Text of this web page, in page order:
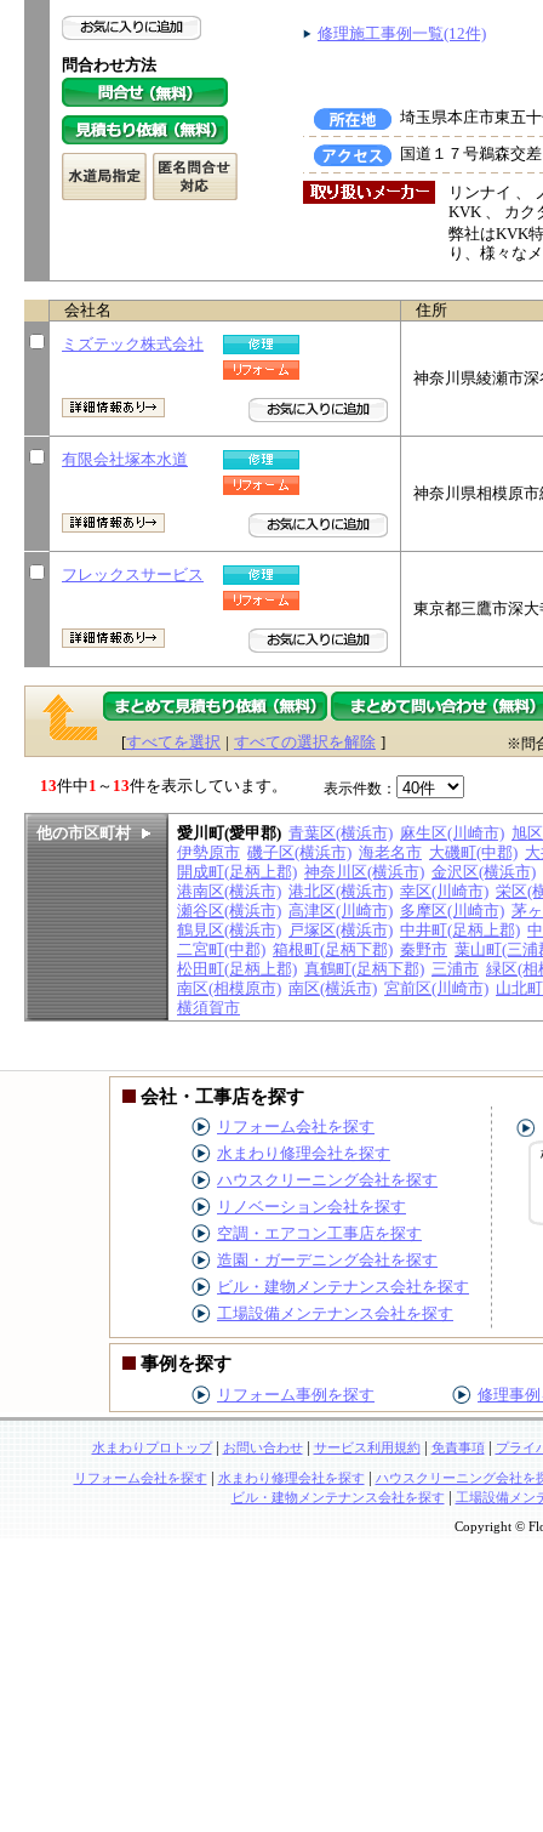
問合わせ方法
修理施工事例一覧(12件)
埼玉県本庄市東五
国道１７号鵜森交
リンナイ 、
KVK 、 カク
弊社はKVK
り、様々な
会社名
住所
ミズテック株式会社
神奈川県綾瀬市
有限会社塚本水道
神奈川県相模原
フレックスサービス
東京都三鷹市深
[すべてを選択 | すべての選択を解除 ] ※問
13件中1 ～ 13件を表示しています。 表示件数：
他の市区町村 愛川町(愛甲郡) 青葉区(横浜市) 麻生区(川崎市) 旭
伊勢原市 磯子区(横浜市) 海老名市 大磯町(中郡)
開成町(足柄上郡) 神奈川区(横浜市) 金沢区(横浜市)
港南区(横浜市) 港北区(横浜市) 幸区(川崎市) 栄区(
瀬谷区(横浜市) 高津区(川崎市) 多摩区(川崎市) 茅
鶴見区(横浜市) 戸塚区(横浜市) 中井町(足柄上郡)
二宮町(中郡) 箱根町(足柄下郡) 秦野市 葉山町(三浦
松田町(足柄上郡) 真鶴町(足柄下郡) 三浦市 緑区(相
南区(相模原市) 南区(横浜市) 宮前区(川崎市) 山北
横須賀市
会社・工事店を探す
リフォーム会社を探す
水まわり修理会社を探す
ハウスクリーニング会社を探す
リノベーション会社を探す
空調・エアコン工事店を探す
造園・ガーデニング会社を探す
ビル・建物メンテナンス会社を探す
工場設備メンテナンス会社を探す
事例を探す
リフォーム事例を探す 修理事
水まわりプロトップ| お問い合わせ| サービス利用規約| 免責事項| プライ
リフォーム会社を探す | 水まわり修理会社を探す | ハウスクリーニング会社を
ビル・建物メンテナンス会社を探す| 工場設備メン
Copyright ©